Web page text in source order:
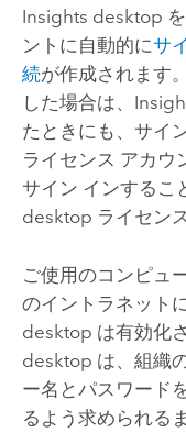
Insights desktop
ントに自動的にサ
続が作成されます。
した場合は、
たときにも、サイ
ライセンス アカウ
サイン インするこ
desktop ライセン
ご使用のコンピュ
のイントラネット
desktop は有効化
desktop は、組織
ー名とパスワード
るよう求められる